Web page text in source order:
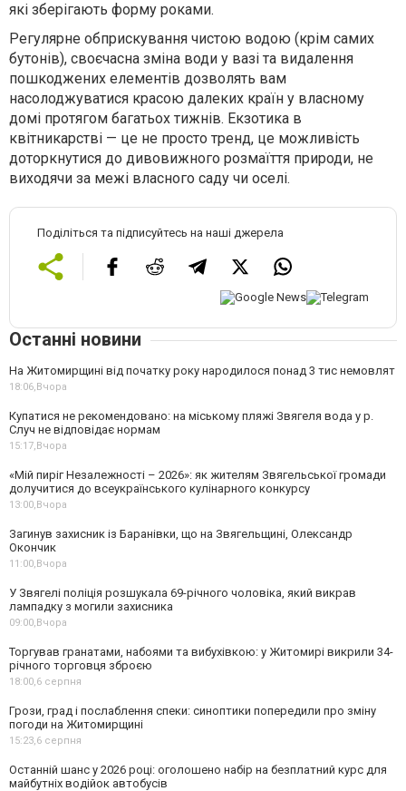
які зберігають форму роками.
Регулярне обприскування чистою водою (крім самих
бутонів), своєчасна зміна води у вазі та видалення
пошкоджених елементів дозволять вам
насолоджуватися красою далеких країн у власному
домі протягом багатьох тижнів. Екзотика в
квітникарстві — це не просто тренд, це можливість
доторкнутися до дивовижного розмаїття природи, не
виходячи за межі власного саду чи оселі.
Поділіться та підписуйтесь на наші джерела
Останні новини
На Житомирщині від початку року народилося понад 3 тис немовлят
18:06,Вчора
Купатися не рекомендовано: на міському пляжі Звягеля вода у р.
Случ не відповідає нормам
15:17,Вчора
«Мій пиріг Незалежності – 2026»: як жителям Звягельської громади
долучитися до всеукраїнського кулінарного конкурсу
13:00,Вчора
Загинув захисник із Баранівки, що на Звягельщині, Олександр
Окончик
11:00,Вчора
У Звягелі поліція розшукала 69-річного чоловіка, який викрав
лампадку з могили захисника
09:00,Вчора
Торгував гранатами, набоями та вибухівкою: у Житомирі викрили 34-
річного торговця зброєю
18:00,6 серпня
Грози, град і послаблення спеки: синоптики попередили про зміну
погоди на Житомирщині
15:23,6 серпня
Останній шанс у 2026 році: оголошено набір на безплатний курс для
майбутніх водійок автобусів